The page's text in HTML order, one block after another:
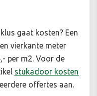
gaat kosten? Een
vierkante meter
per m2. Voor de
stukadoor kosten
offertes aan.